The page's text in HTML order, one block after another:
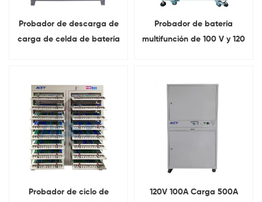
Probador de descarga de
carga de celda de batería
Probador de batería
multifunción de 100 V y 120
Probador de ciclo de
120V 100A Carga 500A